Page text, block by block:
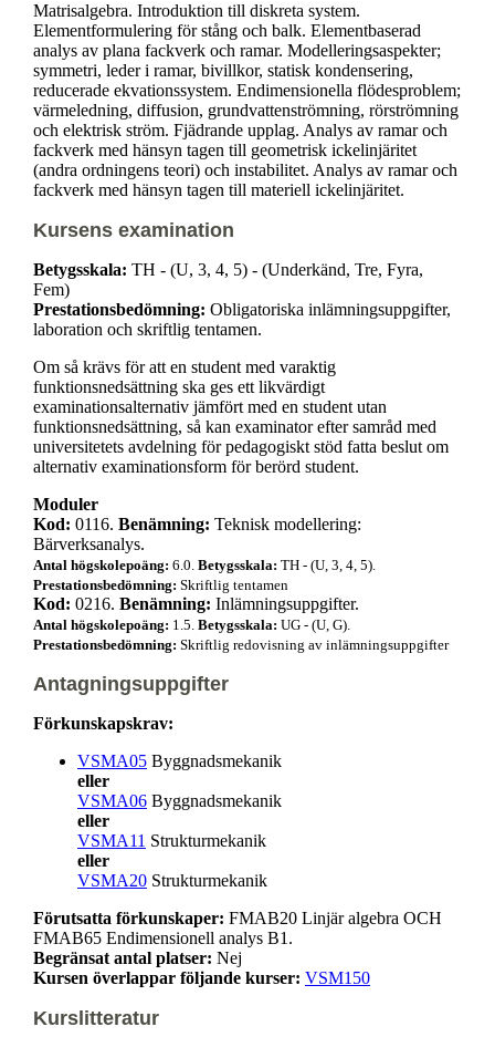
Matrisalgebra. Introduktion till diskreta system.
Elementformulering för stång och balk. Elementbaserad
analys av plana fackverk och ramar. Modelleringsaspekter;
symmetri, leder i ramar, bivillkor, statisk kondensering,
reducerade ekvationssystem. Endimensionella flödesproblem;
värmeledning, diffusion, grundvattenströmning, rörströmning
och elektrisk ström. Fjädrande upplag. Analys av ramar och
fackverk med hänsyn tagen till geometrisk ickelinjäritet
(andra ordningens teori) och instabilitet. Analys av ramar och
fackverk med hänsyn tagen till materiell ickelinjäritet.
Kursens examination
Betygsskala: TH - (U, 3, 4, 5) - (Underkänd, Tre, Fyra,
Fem)
Prestationsbedömning: Obligatoriska inlämningsuppgifter,
laboration och skriftlig tentamen.
Om så krävs för att en student med varaktig
funktionsnedsättning ska ges ett likvärdigt
examinationsalternativ jämfört med en student utan
funktionsnedsättning, så kan examinator efter samråd med
universitetets avdelning för pedagogiskt stöd fatta beslut om
alternativ examinationsform för berörd student.
Moduler
Kod: 0116. Benämning: Teknisk modellering:
Bärverksanalys.
Antal högskolepoäng: 6.0. Betygsskala: TH - (U, 3, 4, 5).
Prestationsbedömning: Skriftlig tentamen
Kod: 0216. Benämning: Inlämningsuppgifter.
Antal högskolepoäng: 1.5. Betygsskala: UG - (U, G).
Prestationsbedömning: Skriftlig redovisning av inlämningsuppgifter
Antagningsuppgifter
Förkunskapskrav:
VSMA05 Byggnadsmekanik
eller
VSMA06 Byggnadsmekanik
eller
VSMA11 Strukturmekanik
eller
VSMA20 Strukturmekanik
Förutsatta förkunskaper: FMAB20 Linjär algebra OCH
FMAB65 Endimensionell analys B1.
Begränsat antal platser: Nej
Kursen överlappar följande kurser: VSM150
Kurslitteratur